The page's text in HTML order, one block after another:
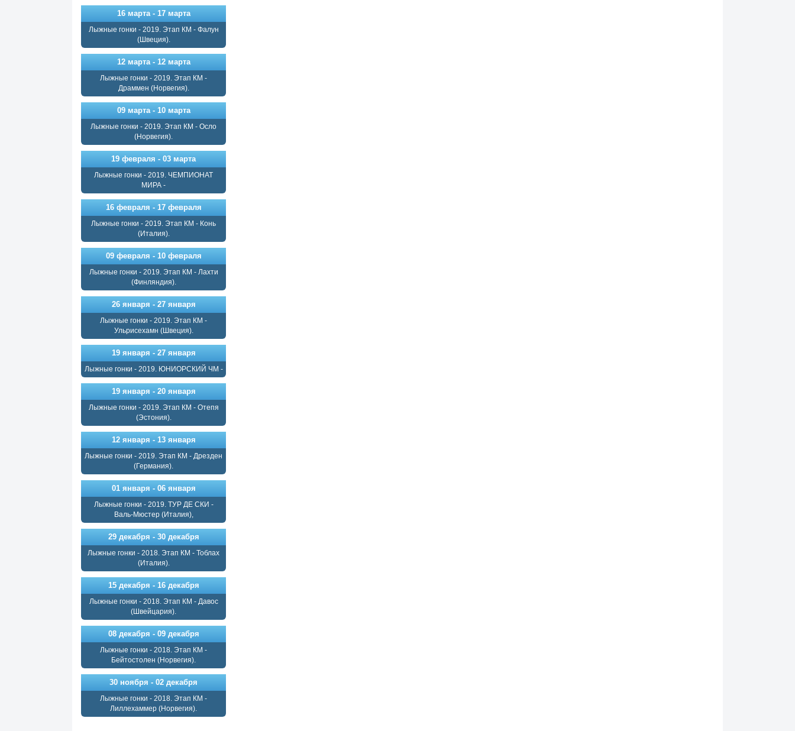
16 марта - 17 марта
Лыжные гонки - 2019. Этап КМ - Фалун
(Швеция).
12 марта - 12 марта
Лыжные гонки - 2019. Этап КМ -
Драммен (Норвегия).
09 марта - 10 марта
Лыжные гонки - 2019. Этап КМ - Осло
(Норвегия).
19 февраля - 03 марта
Лыжные гонки - 2019. ЧЕМПИОНАТ
МИРА -
16 февраля - 17 февраля
Лыжные гонки - 2019. Этап КМ - Конь
(Италия).
09 февраля - 10 февраля
Лыжные гонки - 2019. Этап КМ - Лахти
(Финляндия).
26 января - 27 января
Лыжные гонки - 2019. Этап КМ -
Ульрисехамн (Швеция).
19 января - 27 января
Лыжные гонки - 2019. ЮНИОРСКИЙ ЧМ -
19 января - 20 января
Лыжные гонки - 2019. Этап КМ - Отепя
(Эстония).
12 января - 13 января
Лыжные гонки - 2019. Этап КМ - Дрезден
(Германия).
01 января - 06 января
Лыжные гонки - 2019. ТУР ДЕ СКИ -
Валь-Мюстер (Италия),
29 декабря - 30 декабря
Лыжные гонки - 2018. Этап КМ - Тоблах
(Италия).
15 декабря - 16 декабря
Лыжные гонки - 2018. Этап КМ - Давос
(Швейцария).
08 декабря - 09 декабря
Лыжные гонки - 2018. Этап КМ -
Бейтостолен (Норвегия).
30 ноября - 02 декабря
Лыжные гонки - 2018. Этап КМ -
Лиллехаммер (Норвегия).